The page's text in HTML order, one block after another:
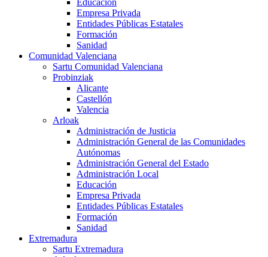
Educación
Empresa Privada
Entidades Públicas Estatales
Formación
Sanidad
Comunidad Valenciana
Sartu Comunidad Valenciana
Probinziak
Alicante
Castellón
Valencia
Arloak
Administración de Justicia
Administración General de las Comunidades
Autónomas
Administración General del Estado
Administración Local
Educación
Empresa Privada
Entidades Públicas Estatales
Formación
Sanidad
Extremadura
Sartu Extremadura